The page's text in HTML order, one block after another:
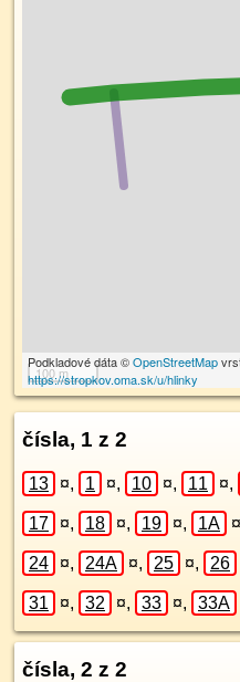
100 m
Podkladové dáta ©OpenStreetMap
https://stropkov.oma.sk/u/hlinky
čísla, 1 z 2
13 ¤, 1 ¤, 10 ¤, 11 ¤,
17 ¤, 18 ¤, 19 ¤, 1A ¤
24 ¤, 24A ¤, 25 ¤, 26
31 ¤, 32 ¤, 33 ¤, 33A
čísla, 2 z 2